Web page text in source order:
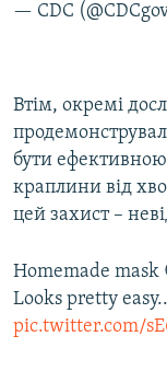
— CDC
Втім, окремі
бути ефективною
краплини від
цей захист –
Homemade
Looks pretty
pic.twitter.com/